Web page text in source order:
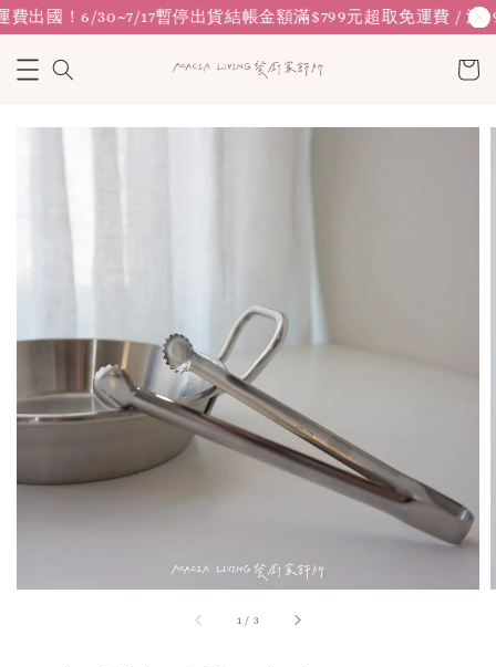
出國！6/30~7/17暫停出貨結帳金額滿$799元超取免運費 / 滿
1 / 3